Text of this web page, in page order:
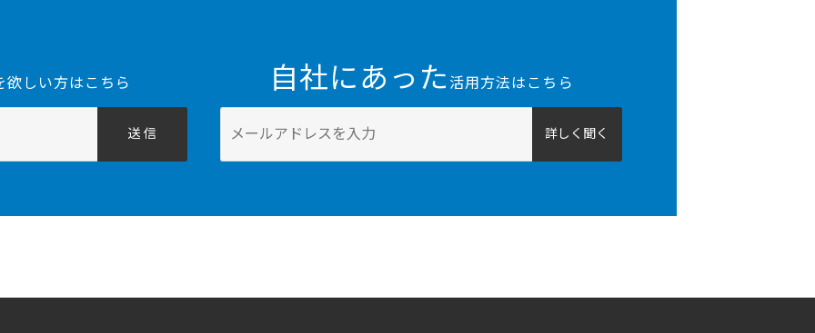
欲しい方はこちら
送 信
自社にあった 活用方法はこちら
詳しく聞く